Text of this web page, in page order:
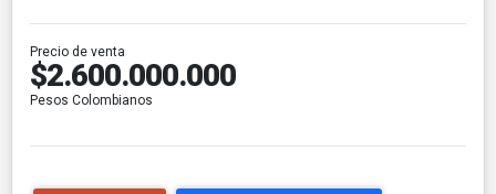
Precio de venta
$2.600.000.000
Pesos Colombianos